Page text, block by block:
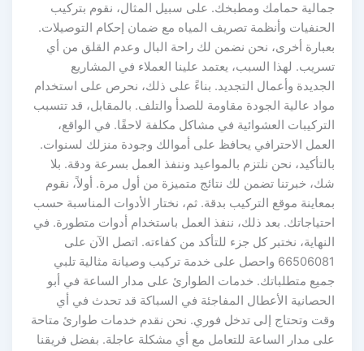
جمالية حمامك ومطبخك. على سبيل المثال، نقوم بتركيب
الحنفيات وأنظمة تصريف المياه مع ضمان إحكام التوصيلات.
بعبارة أخرى، نحن نضمن لك راحة البال وعدم القلق من أي
تسريب. لهذا السبب، يعتمد علينا العملاء في المشاريع
الجديدة وأعمال التجديد. بناءً على ذلك، نحرص على استخدام
مواد عالية الجودة مقاومة للصدأ والتلف. بالمقابل، قد تتسبب
التركيبات العشوائية في مشاكل مكلفة لاحقًا. في الواقع،
العمل الاحترافي يحافظ على أموالك وجودة منزلك لسنوات.
بالتأكيد، نحن نلتزم بالمواعيد وننفذ العمل بسرعة ودقة. بلا
شك، خبرتنا تضمن لك نتائج متميزة من أول مرة. أولاً، نقوم
بمعاينة موقع التركيب بدقة. ثم، نختار الأدوات المناسبة حسب
احتياجاتك. بعد ذلك، ننفذ العمل باستخدام أدوات متطورة. في
النهاية، نختبر كل جزء للتأكد من كفاءته. اتصل الآن على
66506081 واحصل على خدمة تركيب وصيانة مثالية تلبي
جميع متطلباتك. خدمات الطوارئ على مدار الساعة في أبو
الحصانية الأعطال المفاجئة في السباكة قد تحدث في أي
وقت وتحتاج إلى تدخل فوري. نحن نقدم خدمات طوارئ متاحة
على مدار الساعة للتعامل مع أي مشكلة عاجلة. بفضل فريقنا